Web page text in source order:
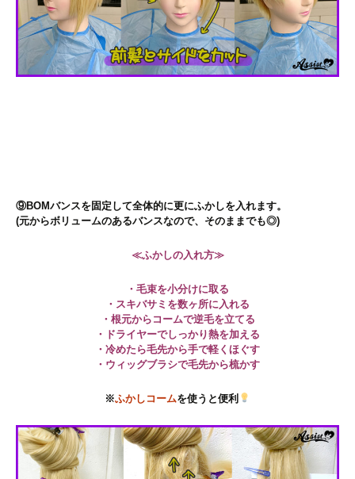
⑨BOMバンスを固定して全体的に更にふかしを入れます。
(元からボリュームのあるバンスなので、そのままでも◎)
≪ふかしの入れ方≫
・毛束を小分けに取る
・スキバサミを数ヶ所に入れる
・根元からコームで逆毛を立てる
・ドライヤーでしっかり熱を加える
・冷めたら毛先から手で軽くほぐす
・ウィッグブラシで毛先から梳かす
※ふかしコームを使うと便利